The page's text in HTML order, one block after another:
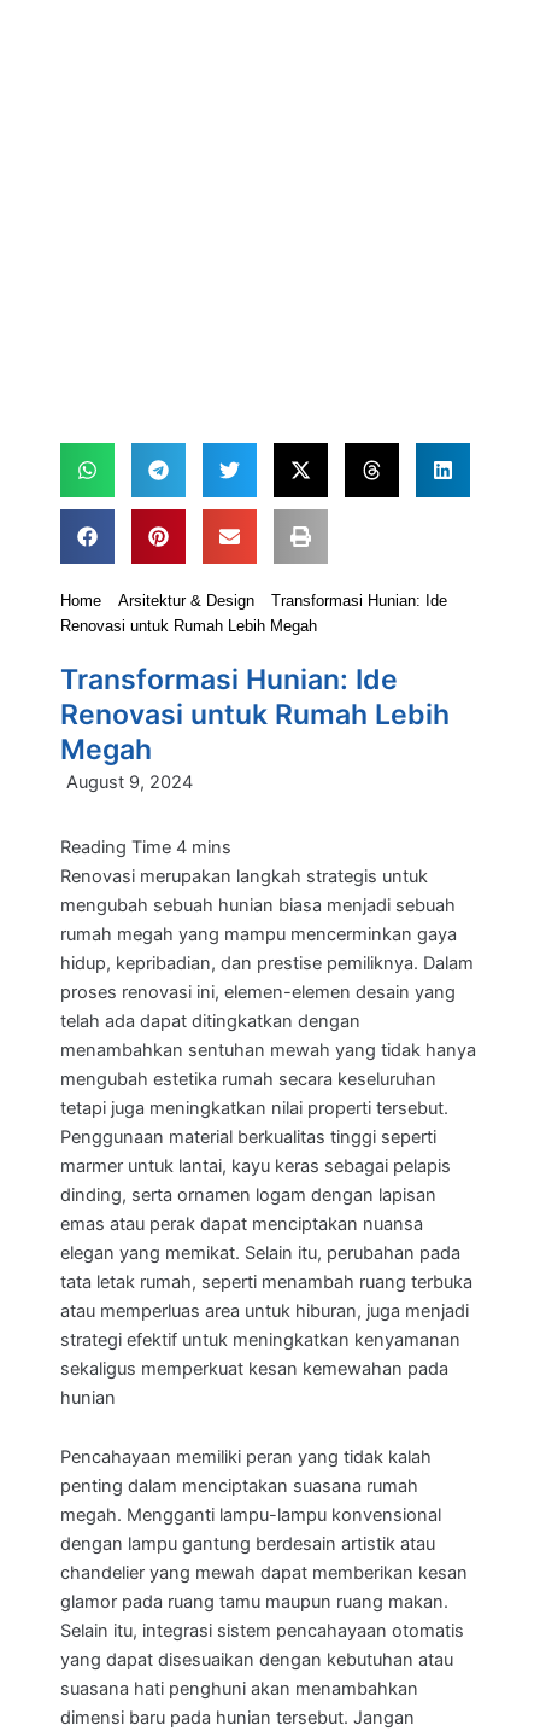
Home Arsitektur & Design
Transformasi Hunian: Ide
Renovasi untuk Rumah Lebih Megah
Transformasi Hunian: Ide
Renovasi untuk Rumah Lebih
Megah
August 9, 2024
Renovasi merupakan langkah strategis untuk
mengubah sebuah hunian biasa menjadi sebuah
rumah megah yang mampu mencerminkan gaya
hidup, kepribadian, dan prestise pemiliknya. Dalam
proses renovasi ini, elemen-elemen desain yang
telah ada dapat ditingkatkan dengan
menambahkan sentuhan mewah yang tidak hanya
mengubah estetika rumah secara keseluruhan
tetapi juga meningkatkan nilai properti tersebut.
Penggunaan material berkualitas tinggi seperti
marmer untuk lantai, kayu keras sebagai pelapis
dinding, serta ornamen logam dengan lapisan
emas atau perak dapat menciptakan nuansa
elegan yang memikat. Selain itu, perubahan pada
tata letak rumah, seperti menambah ruang terbuka
atau memperluas area untuk hiburan, juga menjadi
strategi efektif untuk meningkatkan kenyamanan
sekaligus memperkuat kesan kemewahan pada
hunian
Pencahayaan memiliki peran yang tidak kalah
penting dalam menciptakan suasana rumah
megah. Mengganti lampu-lampu konvensional
dengan lampu gantung berdesain artistik atau
chandelier yang mewah dapat memberikan kesan
glamor pada ruang tamu maupun ruang makan.
Selain itu, integrasi sistem pencahayaan otomatis
yang dapat disesuaikan dengan kebutuhan atau
suasana hati penghuni akan menambahkan
dimensi baru pada hunian tersebut. Jangan